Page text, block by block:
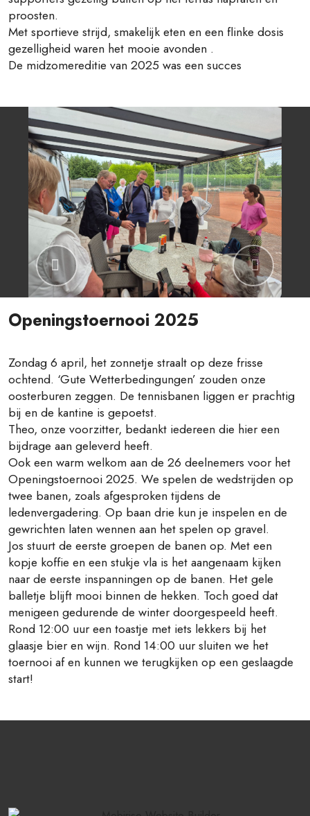
proosten.
Met sportieve strijd, smakelijk eten en een flinke dosis
gezelligheid waren het mooie avonden .
De midzomereditie van 2025 was een succes
Previous Next
Openingstoernooi 2025
Zondag 6 april, het zonnetje straalt op deze frisse
ochtend. ‘Gute Wetterbedingungen’ zouden onze
oosterburen zeggen. De tennisbanen liggen er prachtig
bij en de kantine is gepoetst.
Theo, onze voorzitter, bedankt iedereen die hier een
bijdrage aan geleverd heeft.
Ook een warm welkom aan de 26 deelnemers voor het
Openingstoernooi 2025. We spelen de wedstrijden op
twee banen, zoals afgesproken tijdens de
ledenvergadering. Op baan drie kun je inspelen en de
gewrichten laten wennen aan het spelen op gravel.
Jos stuurt de eerste groepen de banen op. Met een
kopje koffie en een stukje vla is het aangenaam kijken
naar de eerste inspanningen op de banen. Het gele
balletje blijft mooi binnen de hekken. Toch goed dat
menigeen gedurende de winter doorgespeeld heeft.
Rond 12:00 uur een toastje met iets lekkers bij het
glaasje bier en wijn. Rond 14:00 uur sluiten we het
toernooi af en kunnen we terugkijken op een geslaagde
start!